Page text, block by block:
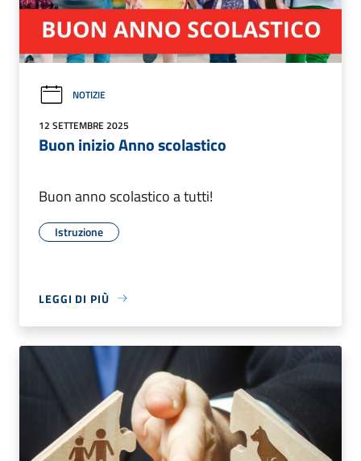
NOTIZIE
12 SETTEMBRE 2025
Buon inizio Anno scolastico
Buon anno scolastico a tutti!
Istruzione
LEGGI DI PIÙ